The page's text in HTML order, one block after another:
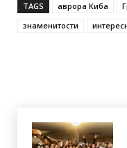
TAGS аврора Киба
знаменитости